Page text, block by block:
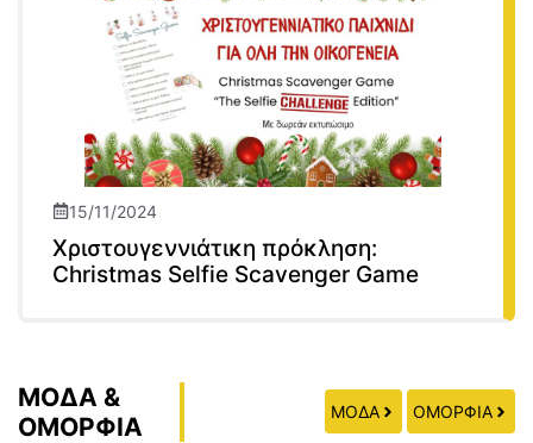
15/11/2024
Χριστουγεννιάτικη πρόκληση:
Christmas Selfie Scavenger Game
ΜΟΔΑ &
ΟΜΟΡΦΙΑ
ΜΟΔΑ ΟΜΟΡΦΙΑ